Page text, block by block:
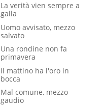
La verità vien sempre a
galla
Uomo avvisato, mezzo
salvato
Una rondine non fa
primavera
Il mattino ha l'oro in
bocca
Mal comune, mezzo
gaudio